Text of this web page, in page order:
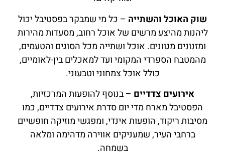
שוק האוכל והשתייה – כל מי שמבקר בפסטיבל יכול
ליהנות מהיצע מרשים של אוכל רחוב, מסעדות מהירות
ומזנונים מגוונים. אוכל ושתייה מכל הסוגים והטעמים,
מהמטבח הספרדי המקומי ועד למאכלים בין-לאומיים,
כולל אוכל צמחוני וטבעוני.
אירועים צדדיים – בנוסף להופעות המרכזיות,
הפסטיבל מארח מדי יום סדרת אירועים צדדיים, כמו
מסיבות ריקוד, הופעות אינדי, ומפגשי מוזיקה חופשיים
ברחבי העיר, שמעניקים אווירה מדהימה ומלאה
בשמחה.